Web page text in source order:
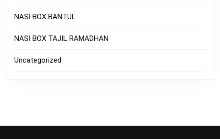
NASI BOX BANTUL
NASI BOX TAJIL RAMADHAN
Uncategorized